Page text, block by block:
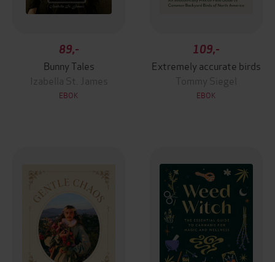
89,-
Bunny Tales
Izabella St. James
EBOK
109,-
Extremely accurate birds
Tommy Siegel
EBOK